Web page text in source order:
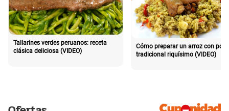
Tallarines verdes peruanos: receta
clásica deliciosa (VIDEO)
Cómo preparar un arroz con pollo
tradicional riquísimo (VIDEO)